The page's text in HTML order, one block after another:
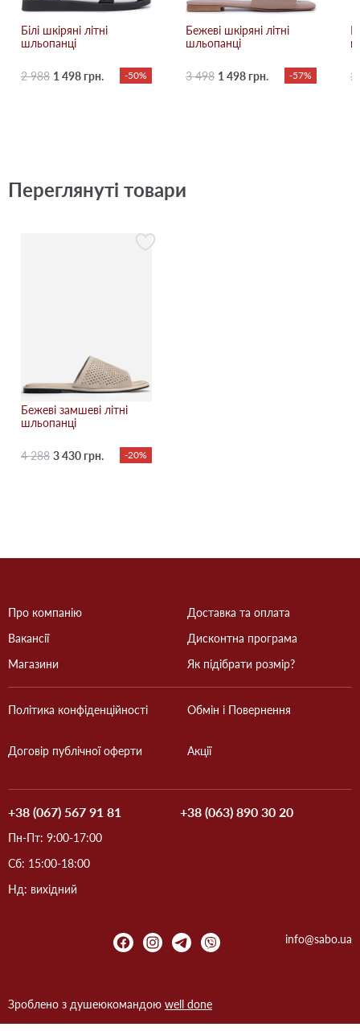
Білі шкіряні літні
шльопанці
2 988 1 498 грн. -50%
Бежевi шкіряні літні
шльопанці
3 498 1 498 грн. -57% 2
Переглянуті товари
Бежевi замшеві літні
шльопанці
4 288 3 430 грн. -20%
Про компанію
Вакансії
Магазини
Доставка та оплата
Дисконтна програма
Як підібрати розмір?
Політика конфіденційності
Договір публічної оферти
Обмін і Повернення
Акції
+38 (067) 567 91 81 +38 (063) 890 30 20
Пн-Пт: 9:00-17:00
Сб: 15:00-18:00
Нд: вихідний
info@sabo.ua
Зроблено з душеюкомандою well done